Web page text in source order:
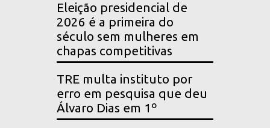
Eleição presidencial de
2026 é a primeira do
século sem mulheres em
chapas competitivas
TRE multa instituto por
erro em pesquisa que deu
Álvaro Dias em 1º